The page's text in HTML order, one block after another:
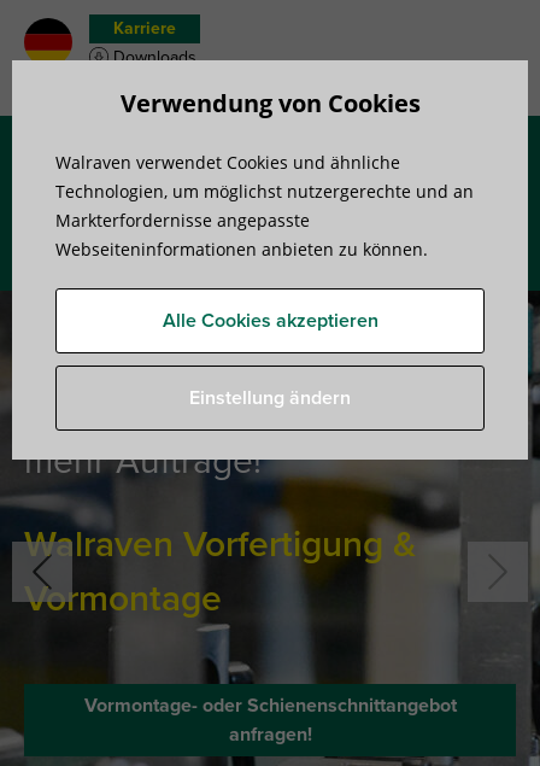
Karriere
Downloads
Wir schaffen Kapazitäten für
mehr Aufträge!
Walraven Vorfertigung &
Vormontage
Vormontage- oder Schienenschnittangebot
anfragen!
Verwendung von Cookies
Walraven verwendet Cookies und ähnliche
Technologien, um möglichst nutzergerechte und an
Markterfordernisse angepasste
Webseiteninformationen anbieten zu können.
Alle Cookies akzeptieren
Einstellung ändern